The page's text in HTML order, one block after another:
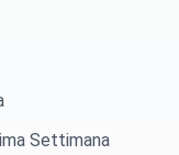
Settimana